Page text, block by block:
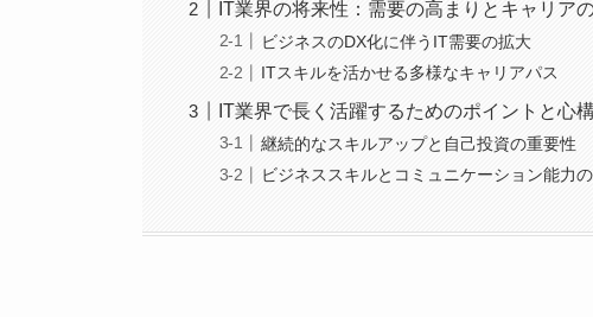
IT業界の将来性：需要の高まりとキャリア
ビジネスのDX化に伴うIT需要の拡大
ITスキルを活かせる多様なキャリアパス
IT業界で長く活躍するためのポイントと心
継続的なスキルアップと自己投資の重要性
ビジネススキルとコミュニケーション能力